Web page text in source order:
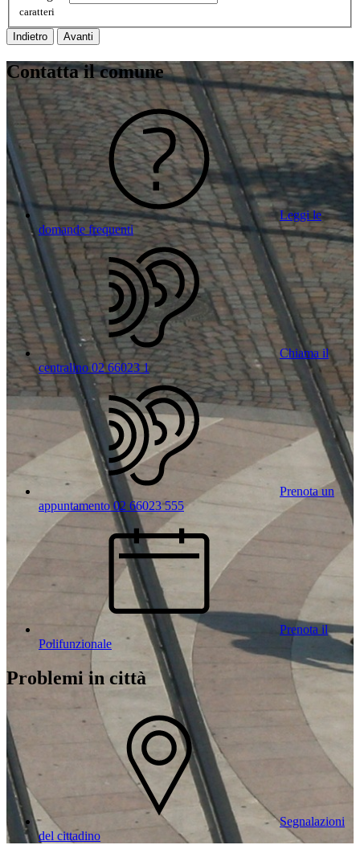
caratteri
Indietro Avanti
Contatta il comune
Leggi le
domande frequenti
Chiama il
centralino 02 66023 1
Prenota un
appuntamento 02 66023 555
Prenota il
Polifunzionale
Problemi in città
Segnalazioni
del cittadino